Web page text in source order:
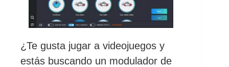
¿Te gusta jugar a videojuegos y
estás buscando un modulador de